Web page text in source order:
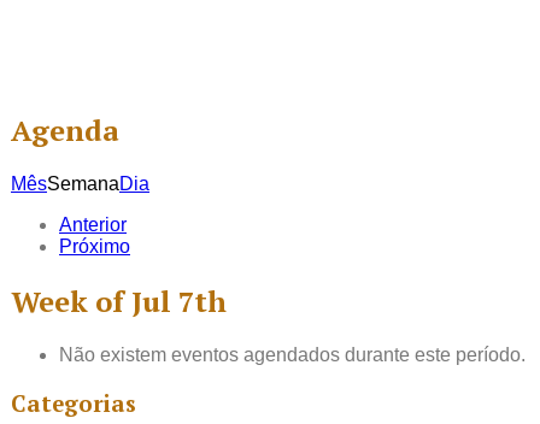
Agenda
MêsSemanaDia
Anterior
Próximo
Week of Jul 7th
Não existem eventos agendados durante este período.
Categorias